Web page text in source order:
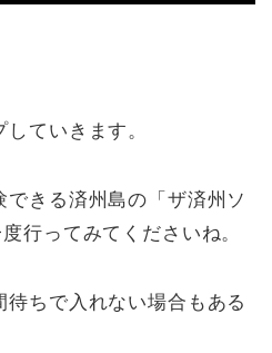
ていきます。
できる済州島の「ザ済州ソ
行ってみてくださいね。
ちで入れない場合もある